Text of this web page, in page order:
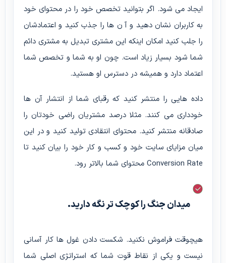
ایجاد می شود. اگر بتوانید تخصص خود را در محتوای خود
به کاربران نشان دهید و آ ن ها را جذب کنید و اعتمادشان
را جلب کنید امکان اینکه این مشتری تبدیل به مشتری دائم
شما شود بسیار زیاد است. چون او به شما و تخصص شما
اعتماد دارد و همیشه در دسترس او هستید.
داده هایی را منتشر کنید که رقبای شما از انتشار آن ها
خودداری می کنند. مثلا درصد مشتریان راضی خودتان را
صادقانه منتشر کنید. محتوای انتقادی تولید کنید و در این
میان مزایای سایت خود و کسب و کار خود را بیان کنید تا
Conversion Rate محتوای شما بالاتر رود.
میدان جنگ را کوچک تر نگه دارید.
هیچوقت فراموش نکنید. شکست دادن غول ها کار آسانی
نیست و یکی از نقاط قوت شما که استراتژی اصلی شما